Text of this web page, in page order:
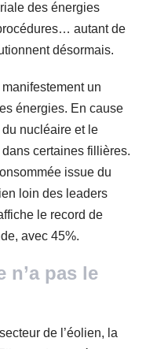
des énergies
autant de
désormais.
manifestement un
énergies. En cause
nucléaire et le
certaines fillières.
issue du
loin des leaders
le record de
avec 45%.
n’a pas le
de l’éolien, la